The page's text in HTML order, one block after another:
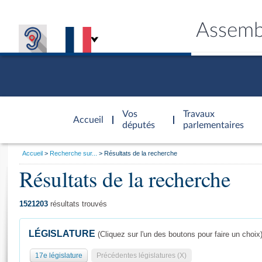
Accueil
d'accueil
Vos
députés
Travaux
parlementaires
Général
Vous
Accueil Recherche sur... Résultats de la recherche
Résultats de la recherche
1521203 résultats trouvés
LÉGISLATURE (Cliquez sur l'un des boutons pour faire un choix)
17e législature Précédentes législatures (X)